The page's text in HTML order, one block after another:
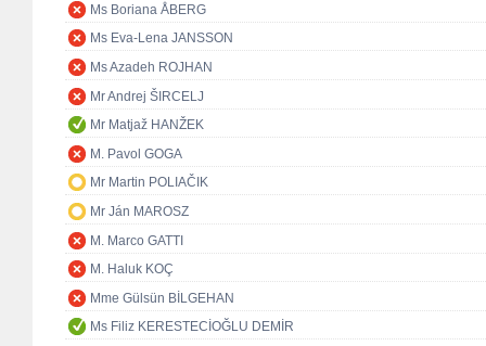
Ms Boriana ÅBERG
Ms Eva-Lena JANSSON
Ms Azadeh ROJHAN
Mr Andrej ŠIRCELJ
Mr Matjaž HANŽEK
M. Pavol GOGA
Mr Martin POLIAČIK
Mr Ján MAROSZ
M. Marco GATTI
M. Haluk KOÇ
Mme Gülsün BİLGEHAN
Ms Filiz KERESTECİOĞLU DEMİR